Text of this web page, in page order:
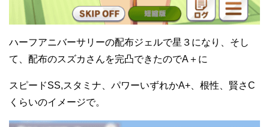
ハーフアニバーサリーの配布ジェルで星３になり、そし
て、配布のスズカさんを完凸できたのでA＋に
スピードSS,スタミナ、パワーいずれかA+、根性、賢さC
くらいのイメージで。